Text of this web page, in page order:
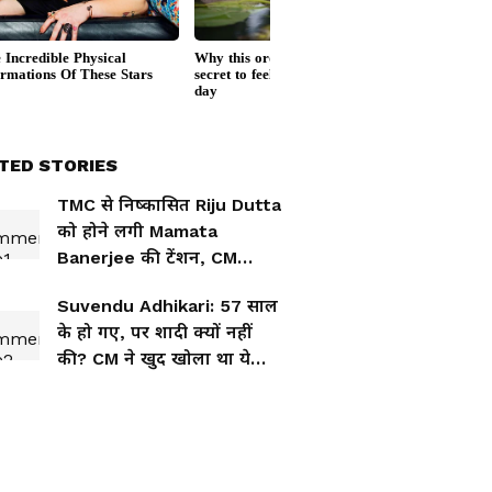
STORIES
TMC से निष्कासित Riju Dutta
को होने लगी Mamata
Banerjee की टेंशन, CM
Suvendu Adhikari: 57 साल
के हो गए, पर शादी क्यों नहीं
की? CM ने खुद खोला था ये